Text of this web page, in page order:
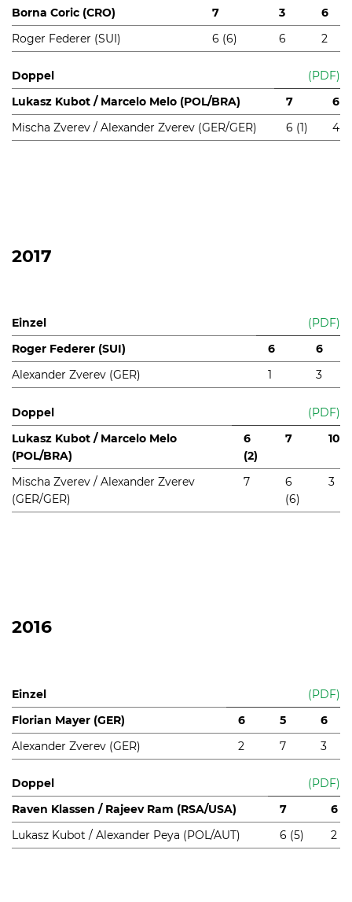
Borna Coric (CRO) 7 3
6
Roger Federer (SUI)
6 (6) 6 2
Doppel
(PDF)
Lukasz Kubot / Marcelo Melo (POL/BRA)
7
6
Mischa Zverev / Alexander Zverev (GER/GER)
6 (1) 4
2017
Einzel
(PDF)
Roger Federer (SUI)
6
6
Alexander Zverev (GER)
1 3
Doppel
(PDF)
Lukasz Kubot / Marcelo Melo
(POL/BRA)
6
(2)
7 10
Mischa Zverev / Alexander Zverev
(GER/GER)
7
6
(6)
3
2016
Einzel
(PDF)
Florian Mayer (GER)
6 5
6
Alexander Zverev (GER)
2 7 3
Doppel
(PDF)
Raven Klassen / Rajeev Ram (RSA/USA)
7
6
Lukasz Kubot / Alexander Peya (POL/AUT)
6 (5) 2